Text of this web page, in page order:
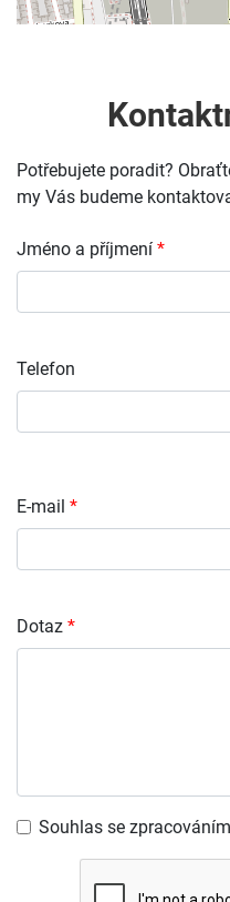
Potřebujete poradit?
my Vás budeme
Jméno a příjmení
Telefon
E-mail
Dotaz
Souhlas se